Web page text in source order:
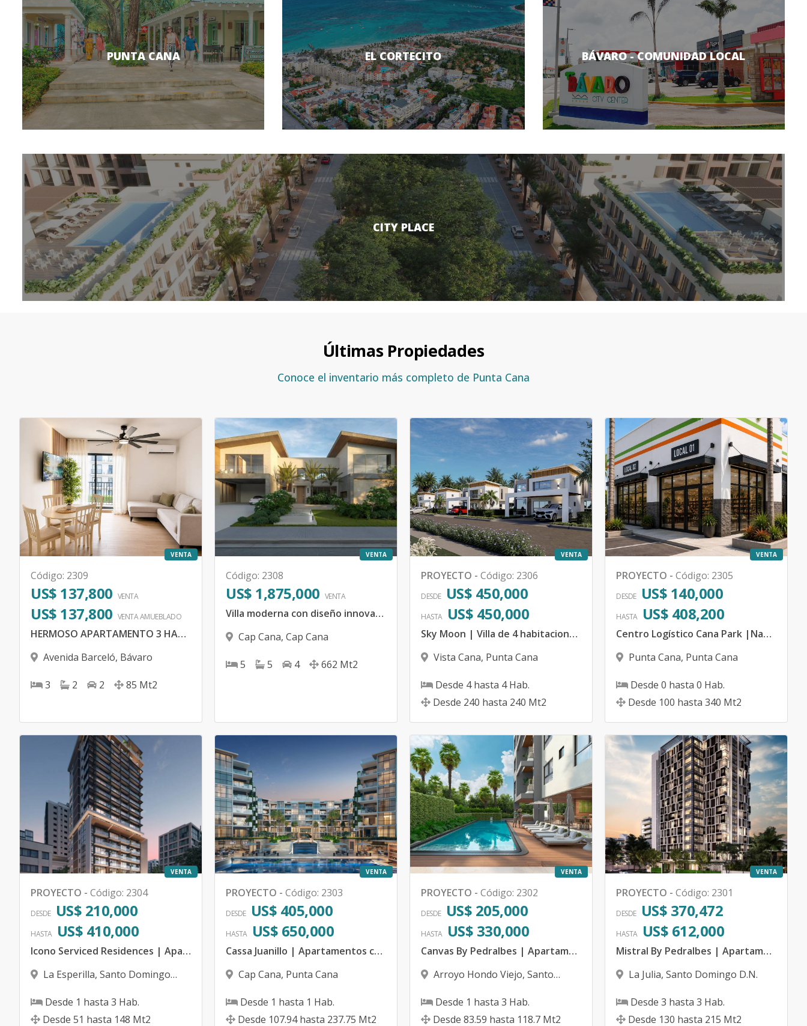
PUNTA CANA EL CORTECITO BÁVARO - COMUNIDAD LOCAL
CITY PLACE
Últimas Propiedades
Conoce el inventario más completo de Punta Cana
VENTA
Código: 2309
US$ 137,800 VENTA
US$ 137,800 VENTA AMUEBLADO
HERMOSO APARTAMENTO 3 HABITACIONES LISTO Y AMOBLADO
Avenida Barceló, Bávaro
3 2 2 85 Mt2
VENTA
Código: 2308
US$ 1,875,000 VENTA
Villa moderna con diseño innovador y vistas panorámicas
Cap Cana, Cap Cana
5 5 4 662 Mt2
VENTA
PROYECTO - Código: 2306
DESDE US$ 450,000
HASTA US$ 450,000
Sky Moon | Villa de 4 habitaciones en Vistacana cerca de Downtown Punta Cana - RD
Vista Cana, Punta Cana
Desde 4 hasta 4Hab.
Desde 240 hasta 240 Mt2
VENTA
PROYECTO - Código: 2305
DESDE US$ 140,000
HASTA US$ 408,200
Centro Logístico Cana Park |Naves y Locales Comerciales en Cana Park Punta Cana - República Dominicana
Punta Cana, Punta Cana
Desde 0 hasta 0 Hab.
Desde 100 hasta 340 Mt2
VENTA
PROYECTO - Código: 2304
DESDE US$ 210,000
HASTA US$ 410,000
Icono Serviced Residences | Apartamentos en La Esperilla con piscina - República Dominicana
La Esperilla, Santo Domingo
Desde 1 hasta 3 Hab.
Desde 51 hasta 148 Mt2
VENTA
PROYECTO - Código: 2303
DESDE US$ 405,000
HASTA US$ 650,000
Cassa Juanillo | Apartamentos cerca de Juanillo Beach en Cap Cana - República Dominicana
Cap Cana, Punta Cana
Desde 1 hasta 1 Hab.
Desde 107.94 hasta 237.75 Mt2
VENTA
PROYECTO - Código: 2302
DESDE US$ 205,000
HASTA US$ 330,000
Canvas By Pedralbes | Apartamentos en Arroyo Hondo Viejo, Santo Domingo - República Dominicana
Arroyo Hondo Viejo, Santo
Desde 1 hasta 3 Hab.
Desde 83.59 hasta 118.7 Mt2
VENTA
PROYECTO - Código: 2301
DESDE US$ 370,472
HASTA US$ 612,000
Mistral By Pedralbes | Apartamentos en La Julia con vista al mar de 2 y 3 habitaciones - República Dominicana
La Julia, Santo Domingo D.N.
Desde 3 hasta 3 Hab.
Desde 130 hasta 215 Mt2